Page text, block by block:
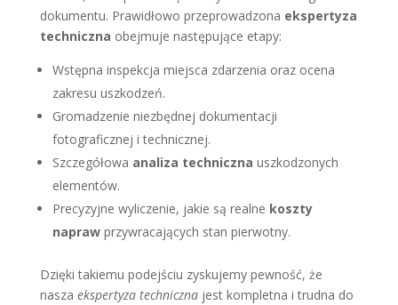
dokumentu. Prawidłowo przeprowadzona ekspertyza
techniczna obejmuje następujące etapy:
Wstępna inspekcja miejsca zdarzenia oraz ocena
zakresu uszkodzeń.
Gromadzenie niezbędnej dokumentacji
fotograficznej i technicznej.
Szczegółowa analiza techniczna uszkodzonych
elementów.
Precyzyjne wyliczenie, jakie są realne koszty
naprawprzywracających stan pierwotny.
Dzięki takiemu podejściu zyskujemy pewność, że
nasza ekspertyza technicznajest kompletna i trudna do